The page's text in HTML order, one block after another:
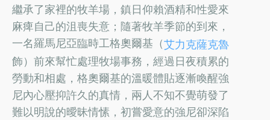
繼承了家裡的牧羊場，鎮日仰賴酒精和性愛來
麻痺自己的沮喪失意；隨著牧羊季節的到來，
一名羅馬尼亞臨時工格奧爾基（艾力克薩克魯
飾）前來幫忙處理牧場事務，經過日夜積累的
勞動和相處，格奧爾基的溫暖體貼逐漸喚醒強
尼內心壓抑許久的真情，兩人不知不覺萌發了
難以明說的曖昧情愫，初嘗愛意的強尼卻深陷